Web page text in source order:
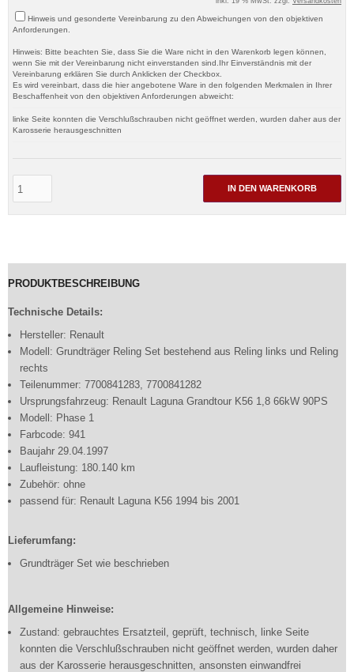
Hinweis und gesonderte Vereinbarung zu den Abweichungen von den objektiven
Anforderungen.
Hinweis: Bitte beachten Sie, dass Sie die Ware nicht in den Warenkorb legen können,
wenn Sie mit der Vereinbarung nicht einverstanden sind.Ihr Einverständnis mit der
Vereinbarung erklären Sie durch Anklicken der Checkbox.
Es wird vereinbart, dass die hier angebotene Ware in den folgenden Merkmalen in Ihrer
Beschaffenheit von den objektiven Anforderungen abweicht:
linke Seite konnten die Verschlußschrauben nicht geöffnet werden, wurden daher aus der
Karosserie herausgeschnitten
IN DEN WARENKORB
PRODUKTBESCHREIBUNG
Technische Details:
Hersteller: Renault
Modell: Grundträger Reling Set bestehend aus Reling links und Reling
rechts
Teilenummer: 7700841283, 7700841282
Ursprungsfahrzeug: Renault Laguna Grandtour K56 1,8 66kW 90PS
Modell: Phase 1
Farbcode: 941
Baujahr 29.04.1997
Laufleistung: 180.140 km
Zubehör: ohne
passend für: Renault Laguna K56 1994 bis 2001
Lieferumfang:
Grundträger Set wie beschrieben
Allgemeine Hinweise:
Zustand: gebrauchtes Ersatzteil, geprüft, technisch, linke Seite
konnten die Verschlußschrauben nicht geöffnet werden, wurden daher
aus der Karosserie herausgeschnitten, ansonsten einwandfrei